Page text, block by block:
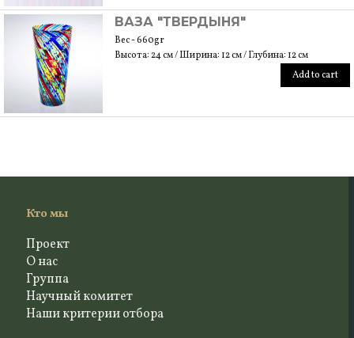
ВАЗА "ТВЕРДЫНЯ"
Вес - 660gr
Высота: 24 см / Ширина: 12 см / Глубина: 12 см
Add to cart
Кто мы
Проект
О нас
Группа
Научный комитет
Наши критерии отбора